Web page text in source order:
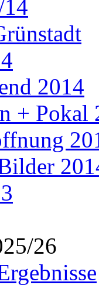
2014
+ Pokal
26